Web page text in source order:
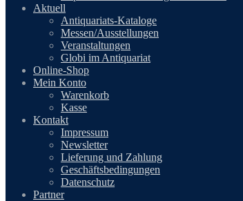
Aktuell
Antiquariats-Kataloge
Messen/Ausstellungen
Veranstaltungen
Globi im Antiquariat
Online-Shop
Mein Konto
Warenkorb
Kasse
Kontakt
Impressum
Newsletter
Lieferung und Zahlung
Geschäftsbedingungen
Datenschutz
Partner